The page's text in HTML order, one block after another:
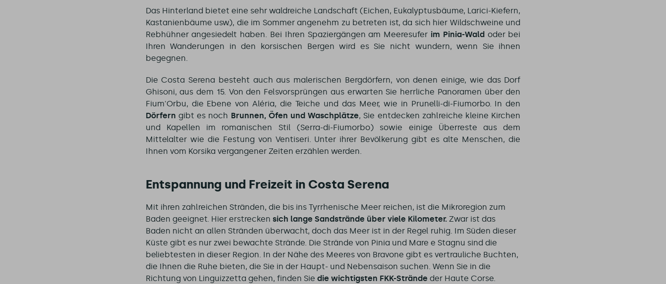
Das Hinterland bietet eine sehr waldreiche Landschaft (Eichen, Eukalyptusbäume, Larici-Kiefern,
Kastanienbäume usw.), die im Sommer angenehm zu betreten ist, da sich hier Wildschweine und
Rebhühner angesiedelt haben. Bei Ihren Spaziergängen am Meeresufer im Pinia-Wald oder bei
Ihren Wanderungen in den korsischen Bergen wird es Sie nicht wundern, wenn Sie ihnen
begegnen.
Die Costa Serena besteht auch aus malerischen Bergdörfern, von denen einige, wie das Dorf
Ghisoni, aus dem 15. Von den Felsvorsprüngen aus erwarten Sie herrliche Panoramen über den
Fium'Orbu, die Ebene von Aléria, die Teiche und das Meer, wie in Prunelli-di-Fiumorbo. In den
Dörfern gibt es noch Brunnen, Öfen und Waschplätze, Sie entdecken zahlreiche kleine Kirchen
und Kapellen im romanischen Stil (Serra-di-Fiumorbo) sowie einige Überreste aus dem
Mittelalter wie die Festung von Ventiseri. Unter ihrer Bevölkerung gibt es alte Menschen, die
Ihnen vom Korsika vergangener Zeiten erzählen werden.
Entspannung und Freizeit in Costa Serena
Mit ihren zahlreichen Stränden, die bis ins Tyrrhenische Meer reichen, ist die Mikroregion zum
Baden geeignet. Hier erstrecken sich lange Sandstrände über viele Kilometer.Zwar ist das
Baden nicht an allen Stränden überwacht, doch das Meer ist in der Regel ruhig. Im Süden dieser
Küste gibt es nur zwei bewachte Strände. Die Strände von Pinia und Mare e Stagnu sind die
beliebtesten in dieser Region. In der Nähe des Meeres von Bravone gibt es vertrauliche Buchten,
die Ihnen die Ruhe bieten, die Sie in der Haupt- und Nebensaison suchen. Wenn Sie in die
Richtung von Linguizzetta gehen, finden Sie die wichtigsten FKK-Strände der Haute Corse.